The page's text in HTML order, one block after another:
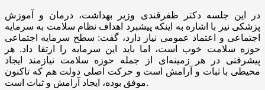
در این جلسه دکتر ظفرقندی وزیر بهداشت، درمان و آموزش
پزشکی نیز با اشاره به اینکه پیشبرد اهداف نظام سلامت به سرمایه
اجتماعی و اعتماد عمومی نیاز دارد، گفت: سطح سرمایه اجتماعی
حوزه سلامت خوب است، اما باید این سرمایه را ارتقا داد. هر
پیشرفتی در هر زمینه‌ای از جمله حوزه سلامت نیازمند ایجاد
محیطی با ثبات و آرامش است و حرکت اصلی دولت هم که تاکنون
موفق بوده، ایجاد آرامش و ثبات است.